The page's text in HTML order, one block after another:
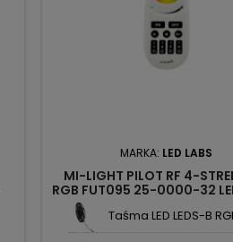
MARKA: LED LABS
MI-LIGHT PILOT RF 4-
RGB FUT095 25-0000-32
Taśma LED LEDS-B